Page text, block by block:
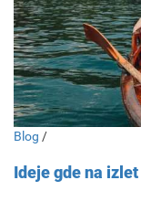
Blog /
Ideje gde na